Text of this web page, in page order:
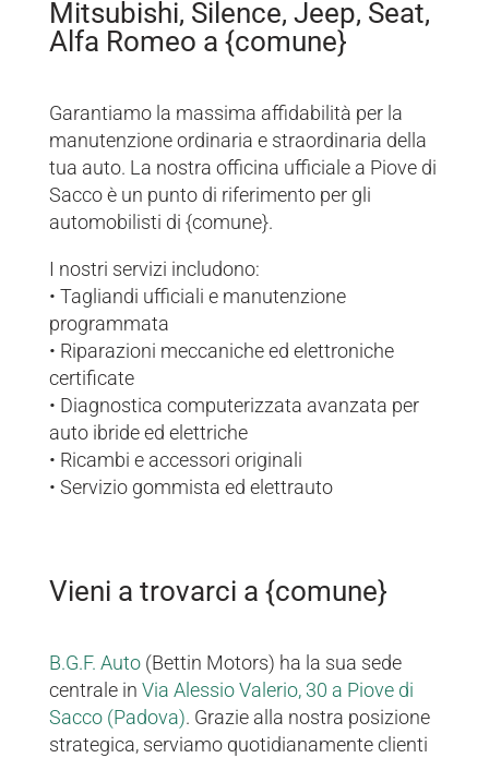
Mitsubishi, Silence, Jeep, Seat,
Alfa Romeo a {comune}
Garantiamo la massima affidabilità per la
manutenzione ordinaria e straordinaria della
tua auto. La nostra officina ufficiale a Piove di
Sacco è un punto di riferimento per gli
automobilisti di {comune}.
I nostri servizi includono:
• Tagliandi ufficiali e manutenzione
programmata
• Riparazioni meccaniche ed elettroniche
certificate
• Diagnostica computerizzata avanzata per
auto ibride ed elettriche
• Ricambi e accessori originali
• Servizio gommista ed elettrauto
Vieni a trovarci a {comune}
B.G.F. Auto(Bettin Motors) ha la sua sede
centrale in Via Alessio Valerio, 30 a Piove di
Sacco (Padova). Grazie alla nostra posizione
strategica, serviamo quotidianamente clienti